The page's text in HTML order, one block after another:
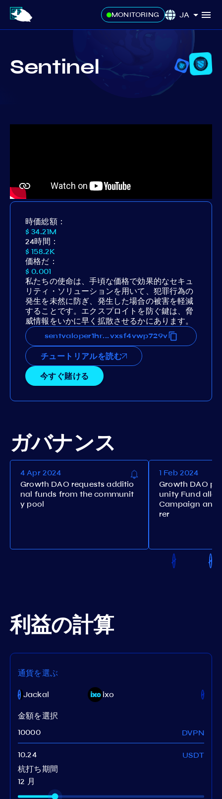
MONITORING JA
Sentinel
時価総額：
$ 34.21M
24時間：
$ 158.2K
価格だ：
$ 0.001
私たちの使命は、手頃な価格で効果的なセキュ
リティ・ソリューションを用いて、犯罪行為の
発生を未然に防ぎ、発生した場合の被害を軽減
することです。エクスプロイトを防ぐ鍵は、脅
威情報をいかに早く拡散させるかにあります。
...
チュートリアルを読む
今すぐ賭ける
ガバナンス
4 Apr 2024
Growth DAO requests additio
nal funds from the communit
y pool
1 Feb 2024
Growth DAO
unity Fund
Campaign and
rer
利益の計算
通貨を選ぶ
Jackal ixo
金額を選択
DVPN
USDT
杭打ち期間
12 月